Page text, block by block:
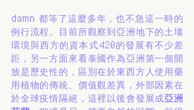
damn 都等了這麼多年，也不急這一時的
例行流程。目前所觀察到亞洲地下的土壤
環境與西方的資本式420的發展有不少差
距，另一方面來看泰國作為亞洲第一個開
放是歷史性的，區別在於東西方人使用藥
用植物的傳統、價值觀差異，外部因素在
於全球疫情隔絕，這裡以後會發展成亞洲